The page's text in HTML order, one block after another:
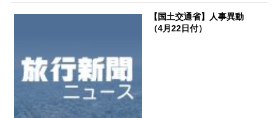
【国土交通省】人事異動
（4月22日付）